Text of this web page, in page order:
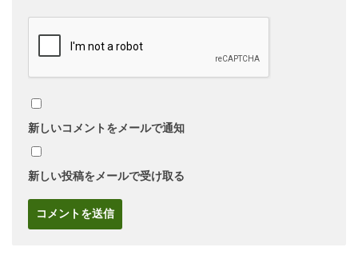
新しいコメントをメールで通知
新しい投稿をメールで受け取る